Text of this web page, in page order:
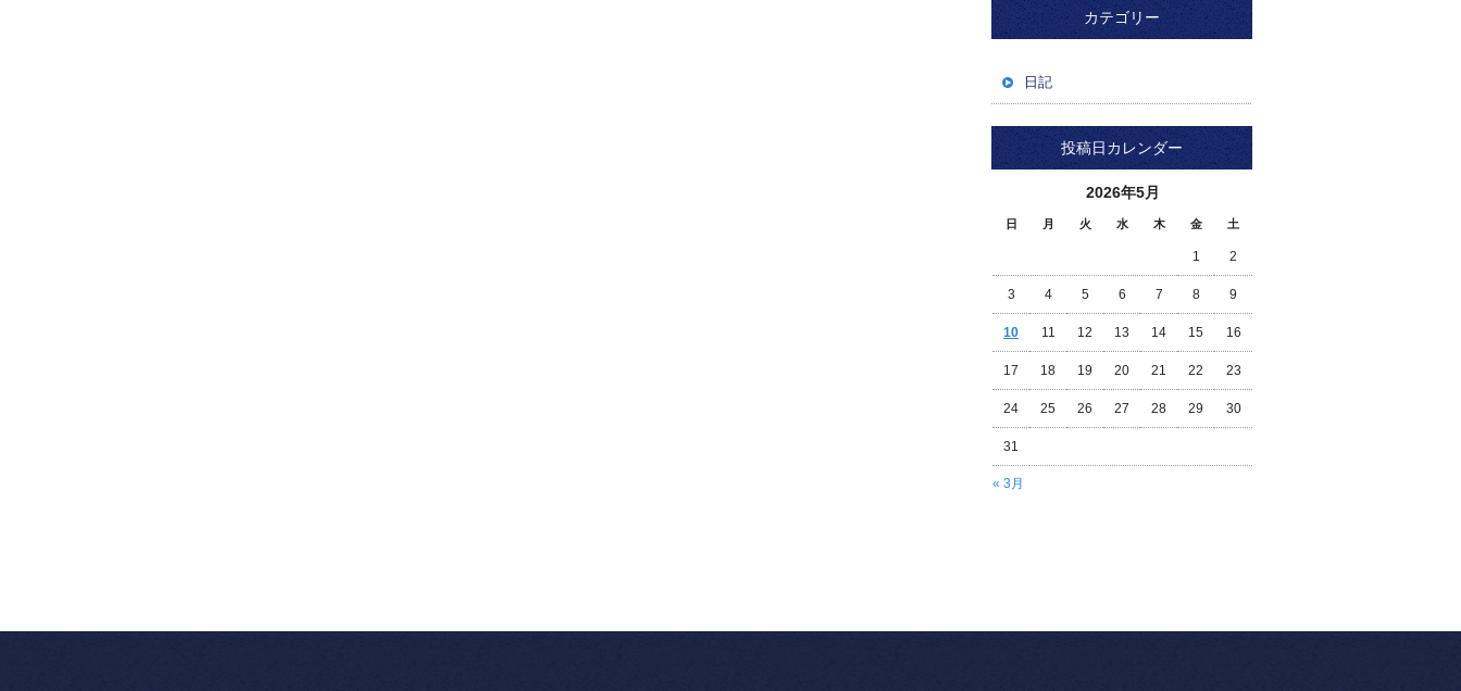
カテゴリー
日記
投稿日カレンダー
2026年5月
日 月 火 水 木 金 土
« 3月
1 2
3 4 5 6 7 8 9
10 11 12 13 14 15 16
17 18 19 20 21 22 23
24 25 26 27 28 29 30
31